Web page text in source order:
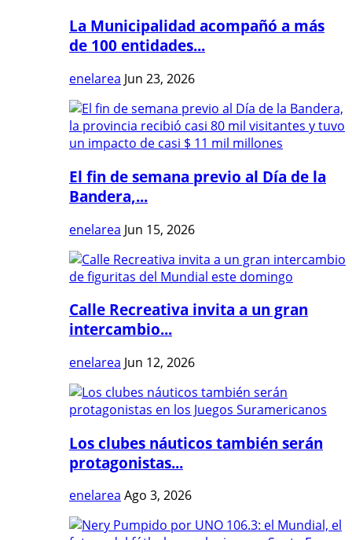
La Municipalidad acompañó a más
de 100 entidades...
enelarea Jun 23, 2026
El fin de semana previo al Día de la
Bandera,...
enelarea Jun 15, 2026
Calle Recreativa invita a un gran
intercambio...
enelarea Jun 12, 2026
Los clubes náuticos también serán
protagonistas...
enelarea Ago 3, 2026